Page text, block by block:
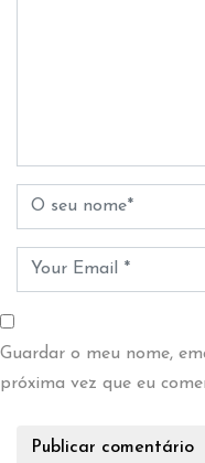
Guardar o meu nome,
próxima vez que eu